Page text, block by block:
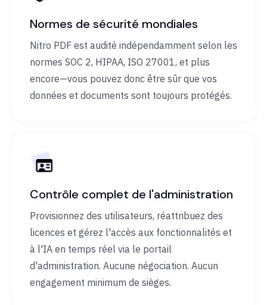
Normes de sécurité mondiales
Nitro PDF est audité indépendamment selon les
normes SOC 2, HIPAA, ISO 27001, et plus
encore—vous pouvez donc être sûr que vos
données et documents sont toujours protégés.
Contrôle complet de l'administration
Provisionnez des utilisateurs, réattribuez des
licences et gérez l'accès aux fonctionnalités et
à l'IA en temps réel via le portail
d'administration. Aucune négociation. Aucun
engagement minimum de sièges.